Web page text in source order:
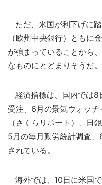
ただ、米国が利下げに
（欧州中央銀行）ともに
が強まっていることから
なものにとどまりそうだ。
経済指標は、国内では8
受注、6月の景気ウォッ
（さくらリポート）、日
5月の毎月勤労統計調査
されている。
海外では、10日に米国